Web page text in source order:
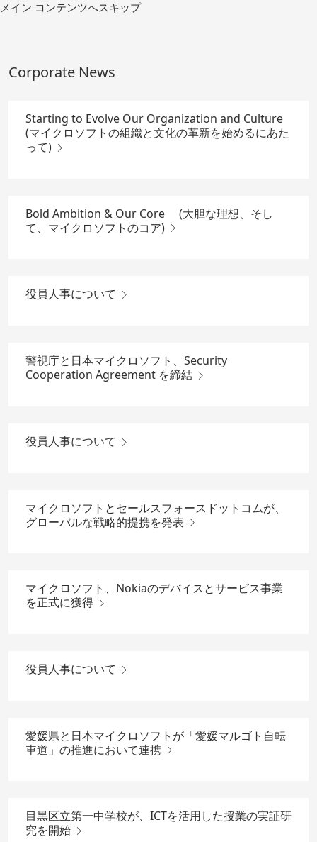
コ
ツ
メイン コンテンツへスキップ
Corporate News
Starting to Evolve Our Organization and Culture
(マイクロソフトの組織と文化の革新を始めるにあた
って)
Bold Ambition & Our Core (大胆な理想、そし
て、マイクロソフトのコア)
役員人事について
警視庁と日本マイクロソフト、Security
Cooperation Agreement を締結
役員人事について
マイクロソフトとセールスフォースドットコムが、
グローバルな戦略的提携を発表
マイクロソフト、Nokiaのデバイスとサービス事業
を正式に獲得
役員人事について
愛媛県と日本マイクロソフトが「愛媛マルゴト自転
車道」の推進において連携
目黒区立第一中学校が、ICTを活用した授業の実証研
究を開始